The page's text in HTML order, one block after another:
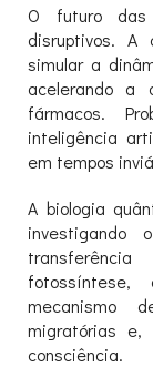
O futuro das
disruptivos. A
simular a
acelerando a
fármacos.
inteligência
em tempos
A biologia
investigando
fotossíntese,
mecanismo
migratórias e,
consciência.